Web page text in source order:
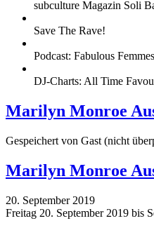
subculture Magazin Soli
Save The Rave!
Podcast: Fabulous
DJ-Charts: All Time
Marilyn Monroe
Gespeichert von Gast (nicht
Marilyn Monroe
20. September 2019
Freitag 20. September 2019 bis